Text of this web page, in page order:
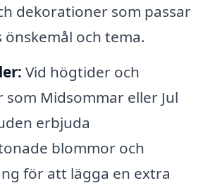
dekorationer som passar
och tema.
Vid högtider och
Midsommar eller Jul
erbjuda
blommor och
för att lägga en extra